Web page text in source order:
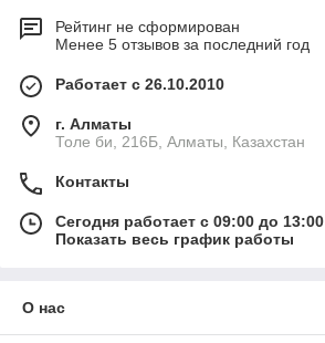
Рейтинг не сформирован
Менее 5 отзывов за последний год
Работает с 26.10.2010
г. Алматы
Толе би, 216Б, Алматы, Казахстан
Контакты
Сегодня работает с 09:00 до 13:00
Показать весь график работы
О нас